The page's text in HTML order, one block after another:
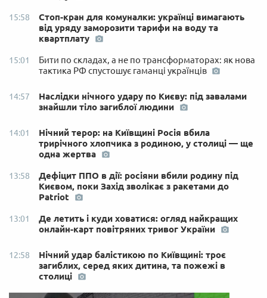
15:58
Стоп-кран для комуналки: українці вимагають
від уряду заморозити тарифи на воду та
квартплату
15:01
Бити по складах, а не по трансформаторах: як нова
тактика РФ спустошує гаманці українців
14:57
Наслідки нічного удару по Києву: під завалами
знайшли тіло загиблої людини
14:01
Нічний терор: на Київщині Росія вбила
трирічного хлопчика з родиною, у столиці — ще
одна жертва
13:58
Дефіцит ППО в дії: росіяни вбили родину під
Києвом, поки Захід зволікає з ракетами до
Patriot
13:01
Де летить і куди ховатися: огляд найкращих
онлайн-карт повітряних тривог України
12:58
Нічний удар балістикою по Київщині: троє
загиблих, серед яких дитина, та пожежі в
столиці